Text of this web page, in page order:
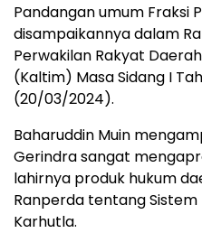
Pandangan umum Fraksi
disampaikannya dalam
Perwakilan Rakyat
(Kaltim) Masa Sidang I
(20/03/2024).
Baharuddin Muin
Gerindra sangat
lahirnya produk hukum
Ranperda tentang
Karhutla.